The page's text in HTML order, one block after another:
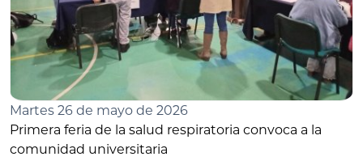
Martes 26 de mayo de 2026
Primera feria de la salud respiratoria convoca a la
comunidad universitaria